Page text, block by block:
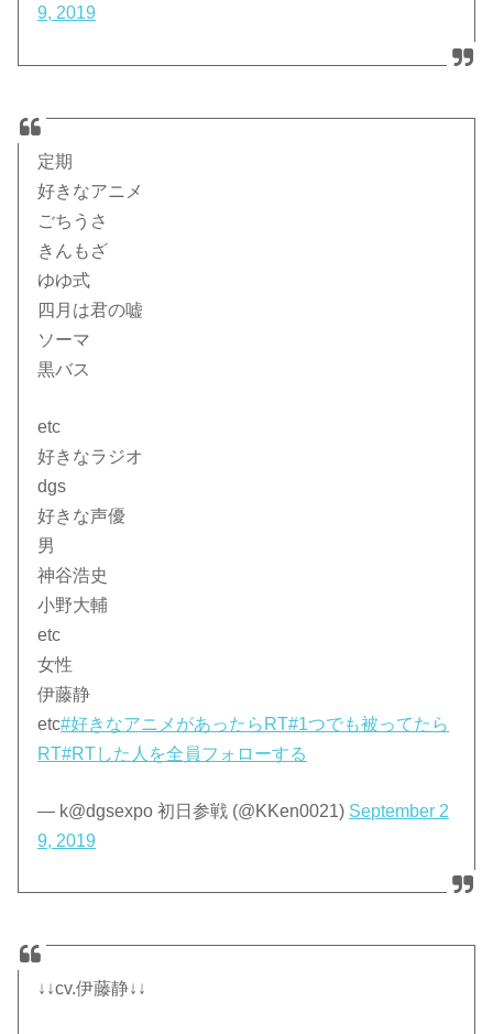
9, 2019
定期
好きなアニメ
ごちうさ
きんもざ
ゆゆ式
四月は君の嘘
ソーマ
黒バス
etc
好きなラジオ
dgs
好きな声優
男
神谷浩史
小野大輔
etc
女性
伊藤静
etc#好きなアニメがあったらRT#1つでも被ってたら
RT#RTした人を全員フォローする
— k@dgsexpo 初日参戦 (@KKen0021) September 2
9, 2019
↓↓cv.伊藤静↓↓